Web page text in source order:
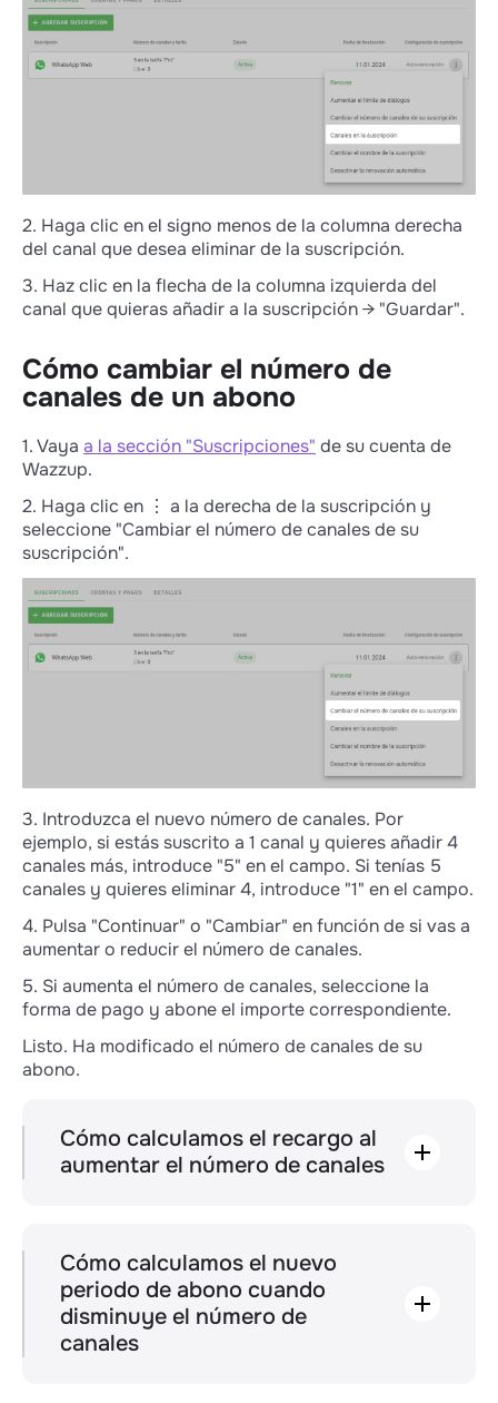
2. Haga clic en el signo menos de la columna derecha
del canal que desea eliminar de la suscripción.
3. Haz clic en la flecha de la columna izquierda del
canal que quieras añadir a la suscripción → "Guardar".
Cómo cambiar el número de
canales de un abono
1. Vaya a la sección "Suscripciones" de su cuenta de
Wazzup.
2. Haga clic en ⋮ a la derecha de la suscripción y
seleccione "Cambiar el número de canales de su
suscripción".
3. Introduzca el nuevo número de canales. Por
ejemplo, si estás suscrito a 1 canal y quieres añadir 4
canales más, introduce "5" en el campo. Si tenías 5
canales y quieres eliminar 4, introduce "1" en el campo.
4. Pulsa "Continuar" o "Cambiar" en función de si vas a
aumentar o reducir el número de canales.
5. Si aumenta el número de canales, seleccione la
forma de pago y abone el importe correspondiente.
Listo. Ha modificado el número de canales de su
abono.
Cómo calculamos el recargo al
aumentar el número de canales
plan "Pro". Decide añadir 1 canal más. En este
caso, tienes que pagar un suplemento por
676 días de funcionamiento de 1 canal en el
plan "Pro".
Cómo calculamos el nuevo
periodo de abono cuando
disminuye el número de
canales